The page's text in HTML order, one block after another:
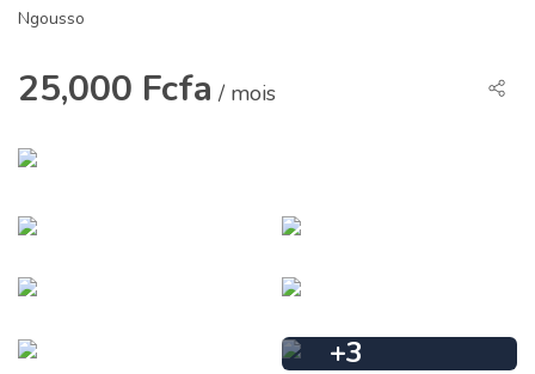
Ngousso
25,000 Fcfa / mois
+3